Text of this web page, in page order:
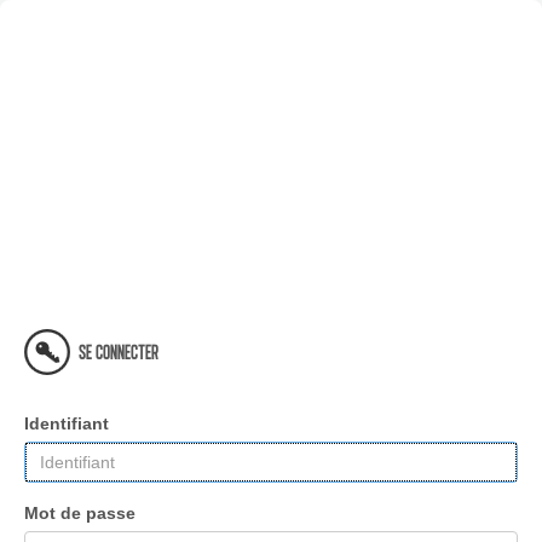
SE CONNECTER
Identifiant
Mot de passe